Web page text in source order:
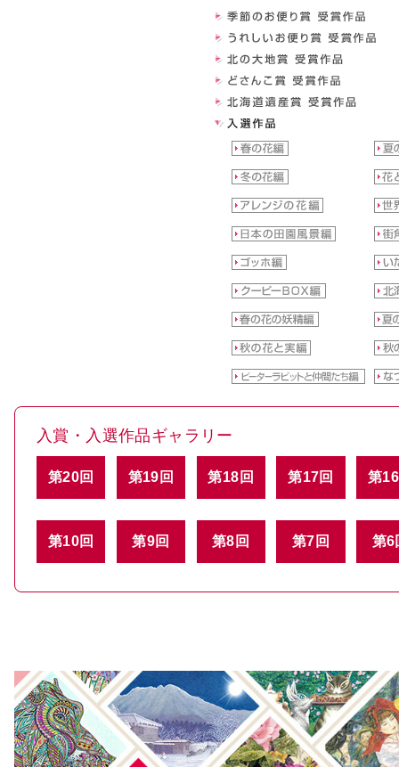
入賞・入選作品ギャラリー
第20回 第19回 第18回 第17回 第
第10回 第9回 第8回 第7回 第6